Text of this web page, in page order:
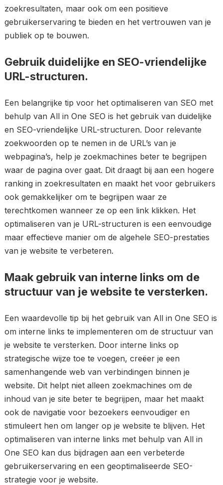
zoekresultaten, maar ook om een positieve
gebruikerservaring te bieden en het vertrouwen van je
publiek op te bouwen.
Gebruik duidelijke en SEO-vriendelijke
URL-structuren.
Een belangrijke tip voor het optimaliseren van SEO met
behulp van All in One SEO is het gebruik van duidelijke
en SEO-vriendelijke URL-structuren. Door relevante
zoekwoorden op te nemen in de URL’s van je
webpagina’s, help je zoekmachines beter te begrijpen
waar de pagina over gaat. Dit draagt bij aan een hogere
ranking in zoekresultaten en maakt het voor gebruikers
ook gemakkelijker om te begrijpen waar ze
terechtkomen wanneer ze op een link klikken. Het
optimaliseren van je URL-structuren is een eenvoudige
maar effectieve manier om de algehele SEO-prestaties
van je website te verbeteren.
Maak gebruik van interne links om de
structuur van je website te versterken.
Een waardevolle tip bij het gebruik van All in One SEO is
om interne links te implementeren om de structuur van
je website te versterken. Door interne links op
strategische wijze toe te voegen, creëer je een
samenhangende web van verbindingen binnen je
website. Dit helpt niet alleen zoekmachines om de
inhoud van je site beter te begrijpen, maar het maakt
ook de navigatie voor bezoekers eenvoudiger en
stimuleert hen om langer op je website te blijven. Het
optimaliseren van interne links met behulp van All in
One SEO kan dus bijdragen aan een verbeterde
gebruikerservaring en een geoptimaliseerde SEO-
strategie voor je website.